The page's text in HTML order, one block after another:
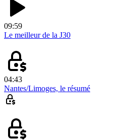
09:59
Le meilleur de la J30
04:43
Nantes/Limoges, le résumé